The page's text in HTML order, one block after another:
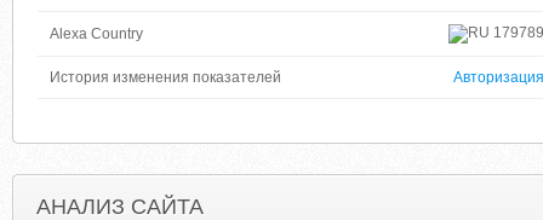
Alexa Country 179789
История изменения показателей Авторизация
АНАЛИЗ САЙТА